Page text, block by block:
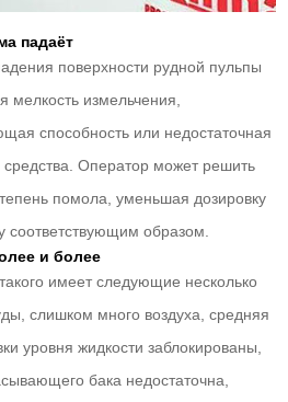
падаёт
поверхности рудной пульпы
мелкость измельчения,
способность или недостаточная
средства. Оператор может решить
помола, уменьшая дозировку
соответствующим образом.
и более
имеет следующие несколько
слишком много воздуха, средняя
уровня жидкости заблокированы,
бака недостаточна,